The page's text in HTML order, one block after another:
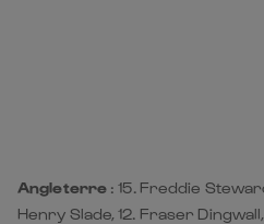
7. Sam Underhill, 8. Ben Earl